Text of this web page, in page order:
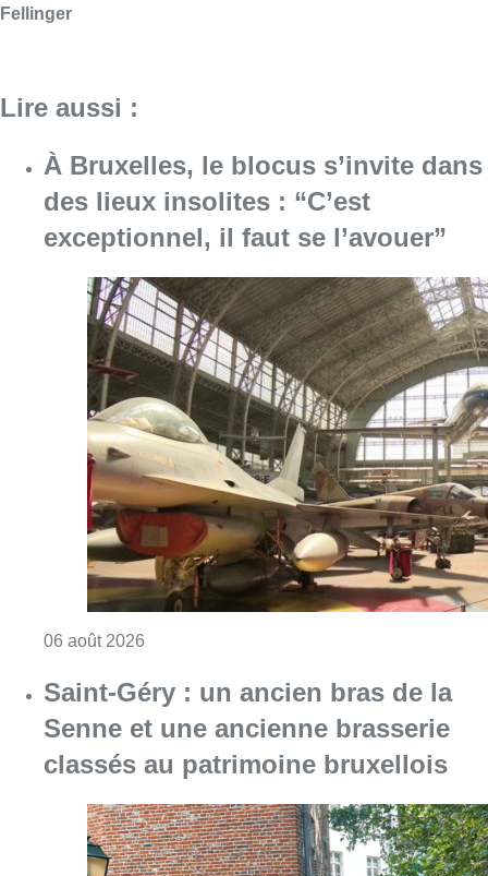
06 août 2026Consulter l'article "À Bruxelles, le blocus
Saint-Géry : un ancien bras de la
Senne et une ancienne brasserie
classés au patrimoine bruxellois